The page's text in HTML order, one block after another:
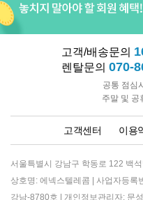
고객/배송문의
렌탈문의 070-
공통 점심
주말 및 공
고객센터 이용
서울특별시 강남구 학동로 122 백
상호명: 에넥스텔레콤 | 사업자등
강남-8780호 | 개인정보관리자: 문